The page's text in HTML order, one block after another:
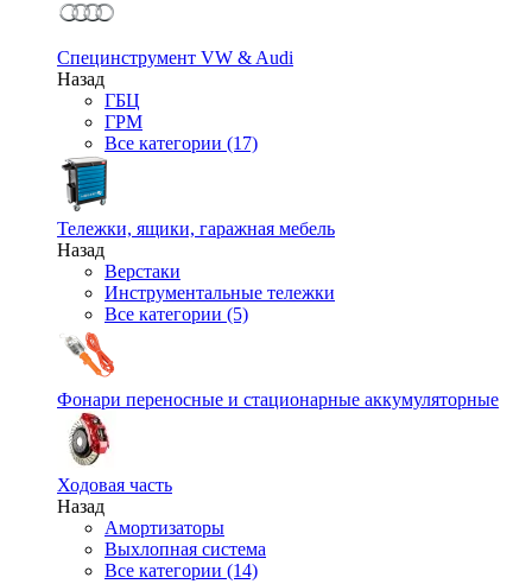
Специнструмент VW & Audi
Назад
ГБЦ
ГРМ
Все категории (17)
Тележки, ящики, гаражная мебель
Назад
Верстаки
Инструментальные тележки
Все категории (5)
Фонари переносные и стационарные аккумуляторные
Ходовая часть
Назад
Амортизаторы
Выхлопная система
Все категории (14)